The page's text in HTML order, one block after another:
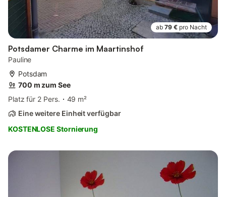
ab 79 € pro Nacht
Potsdamer Charme im Maartinshof
Pauline
Potsdam
700 m zum See
Platz für 2 Pers.
49 m²
Eine weitere Einheit verfügbar
KOSTENLOSE Stornierung